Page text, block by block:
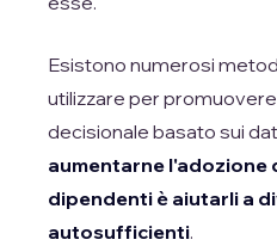
Esistono numerosi
utilizzare per
decisionale basato sui
aumentarne l'adozione
dipendenti è aiutarli a
autosufficienti.